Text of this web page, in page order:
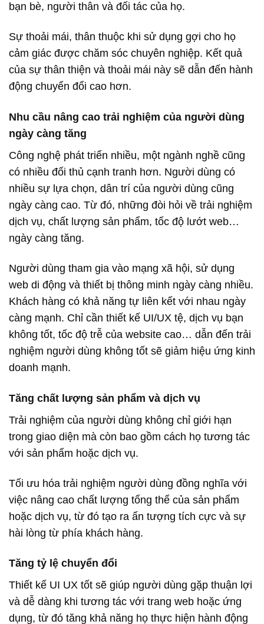
bạn bè, người thân và đối tác của họ.
Sự thoải mái, thân thuộc khi sử dụng gợi cho họ
cảm giác được chăm sóc chuyên nghiệp. Kết quả
của sự thân thiện và thoải mái này sẽ dẫn đến hành
động chuyển đổi cao hơn.
Nhu cầu nâng cao trải nghiệm của người dùng
ngày càng tăng
Công nghệ phát triển nhiều, một ngành nghề cũng
có nhiều đối thủ cạnh tranh hơn. Người dùng có
nhiều sự lựa chọn, dân trí của người dùng cũng
ngày càng cao. Từ đó, những đòi hỏi về trải nghiệm
dịch vụ, chất lượng sản phẩm, tốc độ lướt web…
ngày càng tăng.
Người dùng tham gia vào mạng xã hội, sử dụng
web di động và thiết bị thông minh ngày càng nhiều.
Khách hàng có khả năng tự liên kết với nhau ngày
càng mạnh. Chỉ cần thiết kế UI/UX tệ, dịch vụ bạn
không tốt, tốc độ trễ của website cao… dẫn đến trải
nghiệm người dùng không tốt sẽ giảm hiệu ứng kinh
doanh mạnh.
Tăng chất lượng sản phẩm và dịch vụ
Trải nghiệm của người dùng không chỉ giới hạn
trong giao diện mà còn bao gồm cách họ tương tác
với sản phẩm hoặc dịch vụ.
Tối ưu hóa trải nghiệm người dùng đồng nghĩa với
việc nâng cao chất lượng tổng thể của sản phẩm
hoặc dịch vụ, từ đó tạo ra ấn tượng tích cực và sự
hài lòng từ phía khách hàng.
Tăng tỷ lệ chuyển đổi
Thiết kế UI UX tốt sẽ giúp người dùng gặp thuận lợi
và dễ dàng khi tương tác với trang web hoặc ứng
dụng, từ đó tăng khả năng họ thực hiện hành động